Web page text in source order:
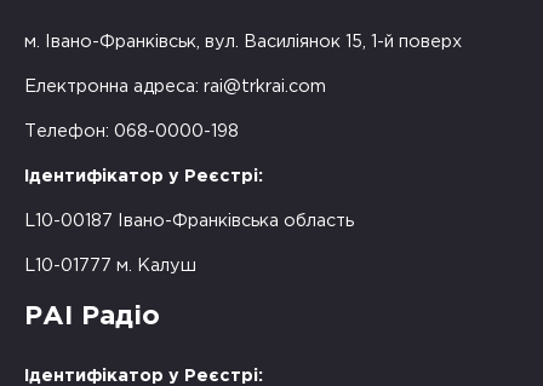
м. Івано-Франківськ, вул. Василіянок 15, 1-й поверх
Електронна адреса: rai@trkrai.com
Телефон: 068-0000-198
Ідентифікатор у Реєстрі:
L10-00187 Івано-Франківська область
L10-01777 м. Калуш
РАІ Радіо
Ідентифікатор у Реєстрі: